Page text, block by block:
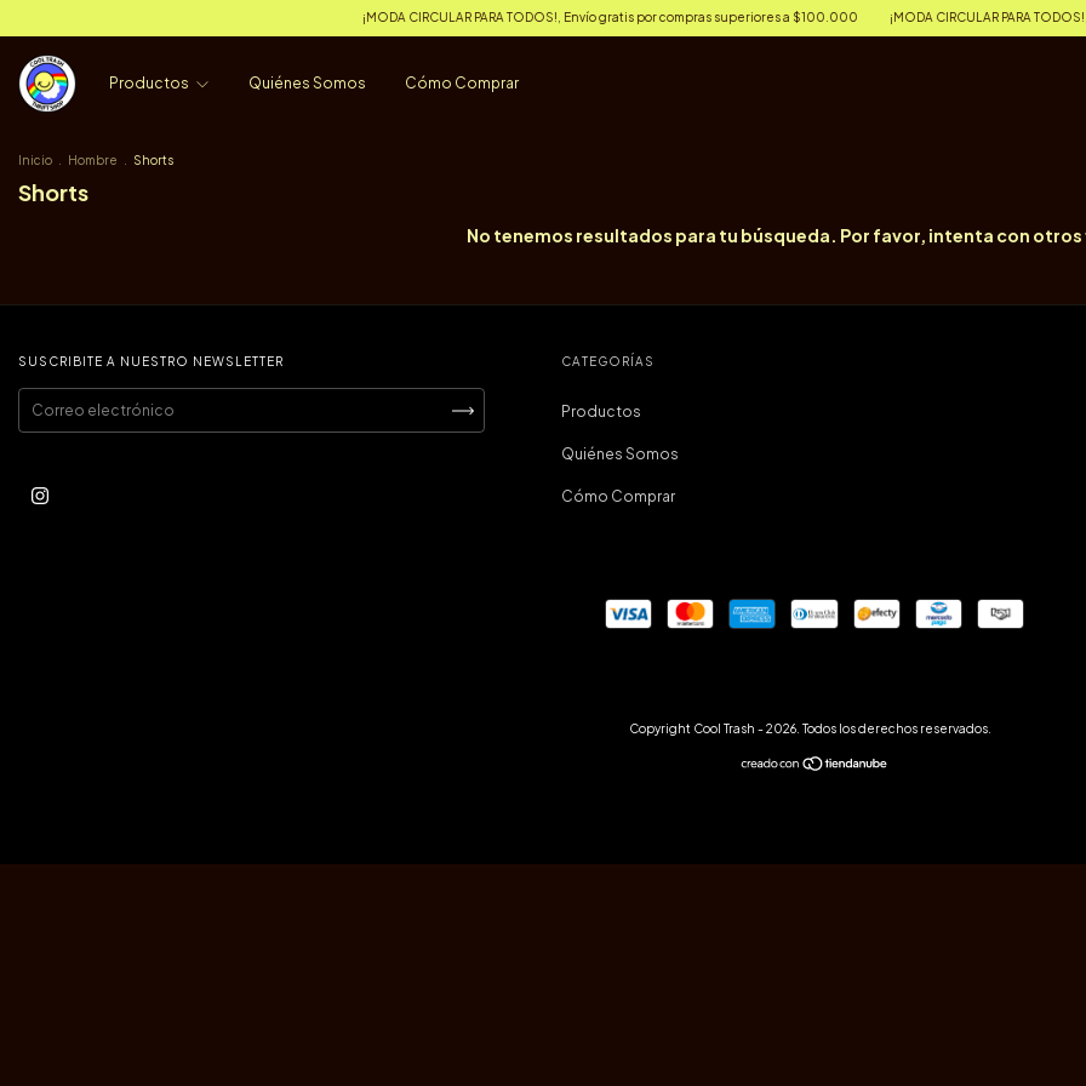
¡MODA CIRCULAR PARA TODOS!, Envío gratis por compras superiores a $100.000 ¡MODA CIRCULAR PARA
Productos Quiénes Somos Cómo Comprar
Inicio Hombre Shorts
Shorts
No tenemos resultados para tu búsqueda. Por favor, intenta con
SUSCRIBITE A NUESTRO NEWSLETTER CATEGORÍAS
Productos
Quiénes Somos
Cómo Comprar
Copyright Cool Trash - 2026. Todos los derechos reservados.